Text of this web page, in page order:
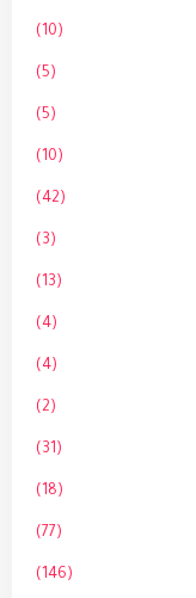
(10)
(5)
(5)
(10)
(42)
(3)
(13)
(4)
(4)
(2)
(31)
(18)
(77)
(146)